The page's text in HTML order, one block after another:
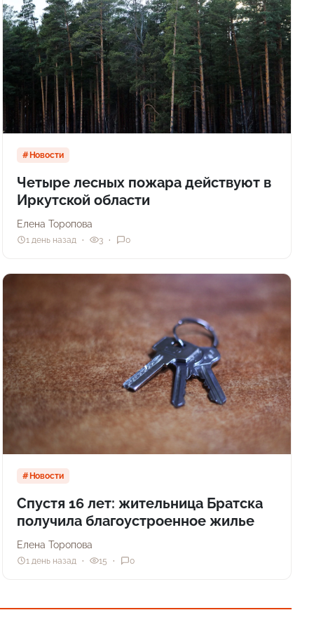
Новости
Четыре лесных пожара действуют в
Иркутской области
Елена Торопова
1 день назад 3 0
Новости
Спустя 16 лет: жительница Братска
получила благоустроенное жилье
Елена Торопова
1 день назад 15 0